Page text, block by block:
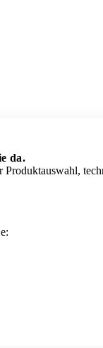
da.
Produktauswahl,